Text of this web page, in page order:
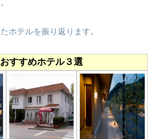
ホテルを振り返ります。
おすすめホテル３選